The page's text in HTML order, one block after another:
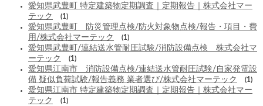
愛知県武豊町 特定建築物定期調査｜定期報告｜株式会社マー
テック
(1)
愛知県武豊町 防災管理点検/防火対象物点検/報告・項目・費
用/株式会社マーテック
(1)
愛知県武豊町/連結送水管耐圧試験/消防設備点検 株式会社マ
ーテック
(1)
愛知県江南市 消防設備点検/連結送水管耐圧試験/自家発電設
備 疑似負荷試験/報告義務 業者選び/株式会社マーテック
(1)
愛知県江南市 特定建築物定期調査｜定期報告｜株式会社マー
テック
(1)